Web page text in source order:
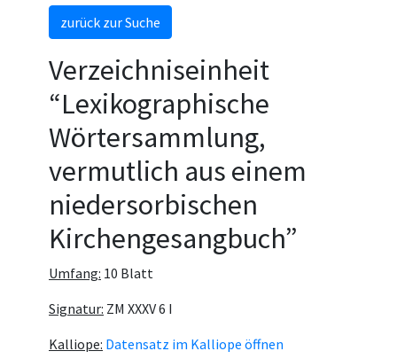
zurück zur Suche
Verzeichniseinheit
“Lexikographische
Wörtersammlung,
vermutlich aus einem
niedersorbischen
Kirchengesangbuch”
Umfang: 10 Blatt
Signatur: ZM XXXV 6 I
Kalliope: Datensatz im Kalliope öffnen